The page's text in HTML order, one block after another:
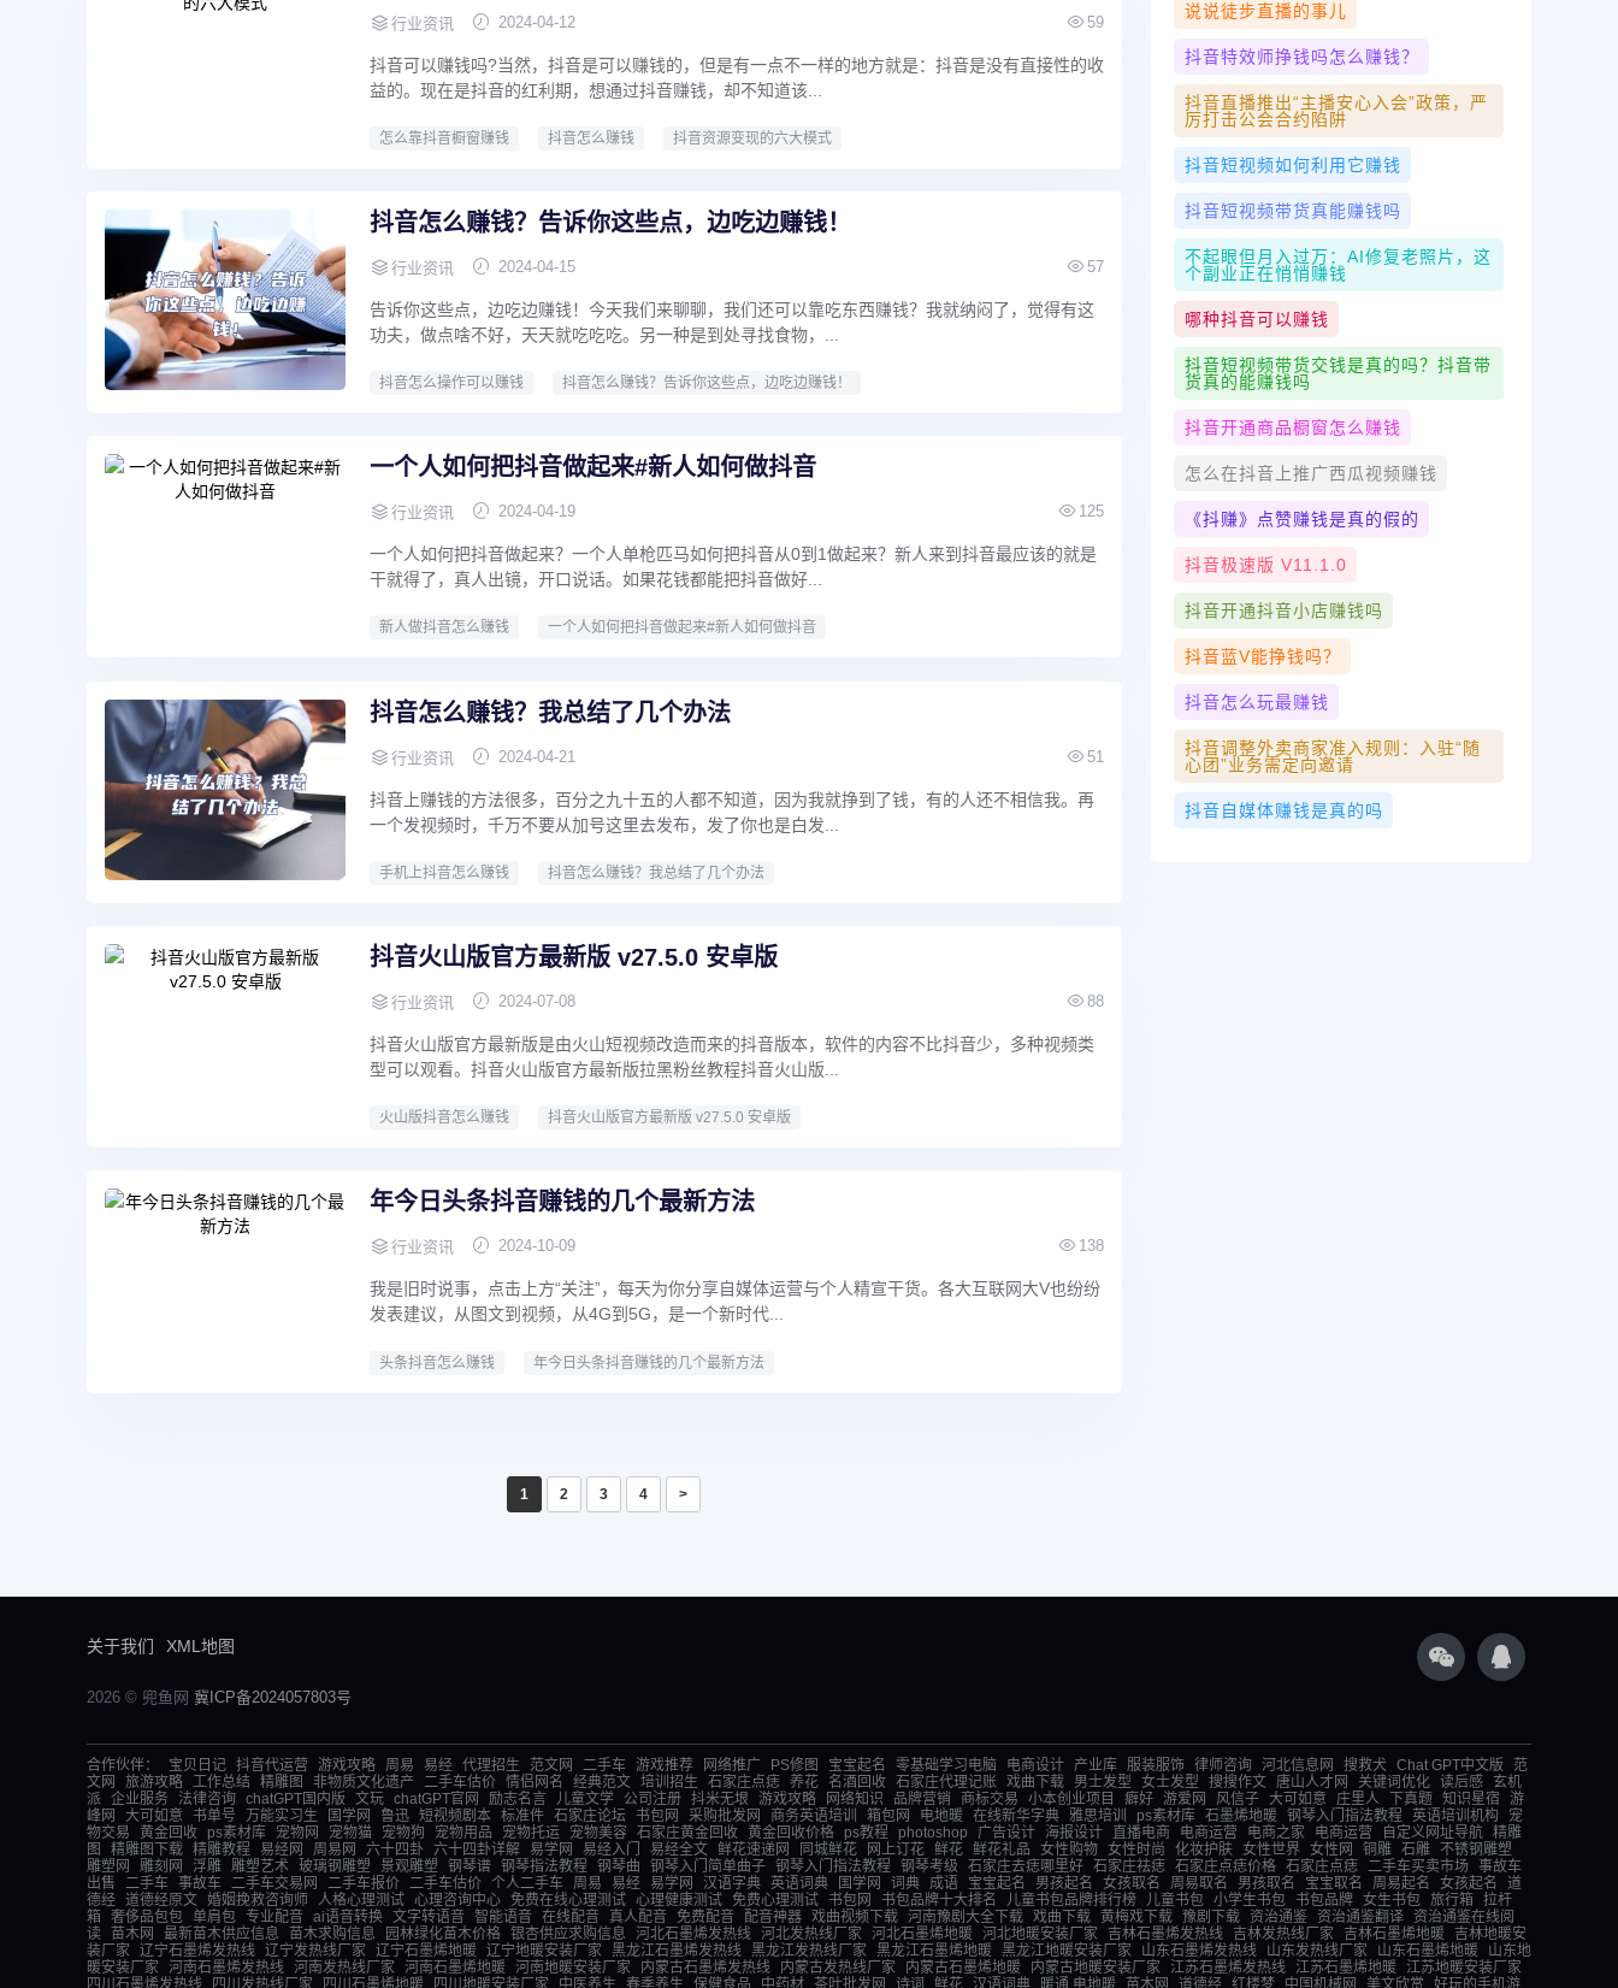
行业资讯 2024-04-12 59
抖音可以赚钱吗?当然，抖音是可以赚钱的，但是有一点不一样的地方就是：抖音是没有直接性的收
益的。现在是抖音的红利期，想通过抖音赚钱，却不知道该...
怎么靠抖音橱窗赚钱 抖音怎么赚钱 抖音资源变现的六大模式
抖音怎么赚钱？告诉你这些点，边吃边赚钱！
行业资讯 2024-04-15 57
告诉你这些点，边吃边赚钱！今天我们来聊聊，我们还可以靠吃东西赚钱？我就纳闷了，觉得有这
功夫，做点啥不好，天天就吃吃吃。另一种是到处寻找食物，...
抖音怎么操作可以赚钱 抖音怎么赚钱？告诉你这些点，边吃边赚钱！
一个人如何把抖音做起来#新人如何做抖音
行业资讯 2024-04-19 125
一个人如何把抖音做起来？一个人单枪匹马如何把抖音从0到1做起来？新人来到抖音最应该的就是
干就得了，真人出镜，开口说话。如果花钱都能把抖音做好...
新人做抖音怎么赚钱 一个人如何把抖音做起来#新人如何做抖音
抖音怎么赚钱？我总结了几个办法
行业资讯 2024-04-21 51
抖音上赚钱的方法很多，百分之九十五的人都不知道，因为我就挣到了钱，有的人还不相信我。再
一个发视频时，千万不要从加号这里去发布，发了你也是白发...
手机上抖音怎么赚钱 抖音怎么赚钱？我总结了几个办法
抖音火山版官方最新版 v27.5.0 安卓版
行业资讯 2024-07-08 88
抖音火山版官方最新版是由火山短视频改造而来的抖音版本，软件的内容不比抖音少，多种视频类
型可以观看。抖音火山版官方最新版拉黑粉丝教程抖音火山版...
火山版抖音怎么赚钱 抖音火山版官方最新版 v27.5.0 安卓版
年今日头条抖音赚钱的几个最新方法
行业资讯 2024-10-09 138
我是旧时说事，点击上方“关注”，每天为你分享自媒体运营与个人精宣干货。各大互联网大V也纷纷
发表建议，从图文到视频，从4G到5G，是一个新时代...
头条抖音怎么赚钱 年今日头条抖音赚钱的几个最新方法
1 2 3 4 >
说说徒步直播的事儿
抖音特效师挣钱吗怎么赚钱？
抖音直播推出“主播安心入会”政策，严
厉打击公会合约陷阱
抖音短视频如何利用它赚钱
抖音短视频带货真能赚钱吗
不起眼但月入过万：AI修复老照片，这
个副业正在悄悄赚钱
哪种抖音可以赚钱
抖音短视频带货交钱是真的吗？抖音带
货真的能赚钱吗
抖音开通商品橱窗怎么赚钱
怎么在抖音上推广西瓜视频赚钱
《抖赚》点赞赚钱是真的假的
抖音极速版 V11.1.0
抖音开通抖音小店赚钱吗
抖音蓝V能挣钱吗？
抖音怎么玩最赚钱
抖音调整外卖商家准入规则：入驻“随
心团”业务需定向邀请
抖音自媒体赚钱是真的吗
关于我们 XML地图
2026 © 兜鱼网 冀ICP备2024057803号
合作伙伴： 宝贝日记 抖音代运营 游戏攻略 周易 易经 代理招生 范文网 二手车 游戏推荐 网络推广 PS修图 宝宝起名 零基础学习电脑 电商设计 产业库 服装服饰 律师咨询 河北信息网 搜救犬 Chat GPT中文版
范
文网
旅游攻略 工作总结 精雕图 非物质文化遗产 二手车估价 情侣网名 经典范文 培训招生 石家庄点痣 养花 名酒回收 石家庄代理记账 戏曲下载 男士发型 女士发型 搜搜作文 唐山人才网 关键词优化 读后感 玄机
派
企业服务 法律咨询 chatGPT国内版 文玩 chatGPT官网 励志名言 儿童文学 公司注册 抖米无垠 游戏攻略 网络知识 品牌营销 商标交易 小本创业项目 癖好 游爱网 风信子 大可如意 庄里人 下真题 知识星宿
游
峰网
大可如意 书单号 万能实习生 国学网 鲁迅 短视频剧本 标准件 石家庄论坛 书包网 采购批发网 商务英语培训 箱包网 电地暖 在线新华字典 雅思培训 ps素材库 石墨烯地暖 钢琴入门指法教程 英语培训机构
宠
物交易
黄金回收 ps素材库 宠物网 宠物猫 宠物狗 宠物用品 宠物托运 宠物美容 石家庄黄金回收 黄金回收价格 ps教程 photoshop 广告设计 海报设计 直播电商 电商运营 电商之家 电商运营 自定义网址导航 精雕
图
精雕图下载 精雕教程 易经网 周易网 六十四卦 六十四卦详解 易学网 易经入门 易经全文 鲜花速递网 同城鲜花 网上订花 鲜花 鲜花礼品 女性购物 女性时尚 化妆护肤 女性世界 女性网 铜雕 石雕
不锈钢雕塑
雕塑网
雕刻网 浮雕 雕塑艺术 玻璃钢雕塑 景观雕塑 钢琴谱 钢琴指法教程 钢琴曲 钢琴入门简单曲子 钢琴入门指法教程 钢琴考级 石家庄去痣哪里好 石家庄祛痣 石家庄点痣价格 石家庄点痣 二手车买卖市场
事故车
出售
二手车 事故车 二手车交易网 二手车报价 二手车估价 个人二手车 周易 易经 易学网 汉语字典 英语词典 国学网 词典 成语 宝宝起名 男孩起名 女孩取名 周易取名 男孩取名 宝宝取名 周易起名 女孩起名
道
德经 道德经原文 婚姻挽救咨询师 人格心理测试 心理咨询中心 免费在线心理测试 心理健康测试 免费心理测试 书包网 书包品牌十大排名 儿童书包品牌排行榜 儿童书包 小学生书包 书包品牌 女生书包 旅行箱 拉杆
箱 奢侈品包包 单肩包 专业配音 ai语音转换 文字转语音 智能语音 在线配音 真人配音 免费配音 配音神器 戏曲视频下载 河南豫剧大全下载 戏曲下载 黄梅戏下载 豫剧下载 资治通鉴 资治通鉴翻译
资治通鉴在线阅
读 苗木网 最新苗木供应信息 苗木求购信息 园林绿化苗木价格 银杏供应求购信息 河北石墨烯发热线 河北发热线厂家 河北石墨烯地暖 河北地暖安装厂家 吉林石墨烯发热线 吉林发热线厂家 吉林石墨烯地暖
吉林地暖安
装厂家
辽宁石墨烯发热线 辽宁发热线厂家 辽宁石墨烯地暖 辽宁地暖安装厂家 黑龙江石墨烯发热线 黑龙江发热线厂家 黑龙江石墨烯地暖 黑龙江地暖安装厂家 山东石墨烯发热线 山东发热线厂家 山东石墨烯地暖
山东地
暖安装厂家
河南石墨烯发热线 河南发热线厂家 河南石墨烯地暖 河南地暖安装厂家 内蒙古石墨烯发热线 内蒙古发热线厂家 内蒙古石墨烯地暖 内蒙古地暖安装厂家 江苏石墨烯发热线 江苏石墨烯地暖
江苏地暖安装厂家
四川石墨烯发热线
四川发热线厂家 四川石墨烯地暖 四川地暖安装厂家 中医养生 春季养生 保健食品 中药材 茶叶批发网 诗词 鲜花 汉语词典 暖通,电地暖 苗木网 道德经 红楼梦 中国机械网 美文欣赏 好玩的手机游